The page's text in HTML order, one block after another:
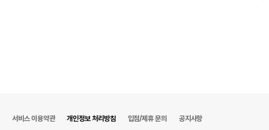
서비스 이용약관 개인정보 처리방침 입점/제휴 문의 공지사항